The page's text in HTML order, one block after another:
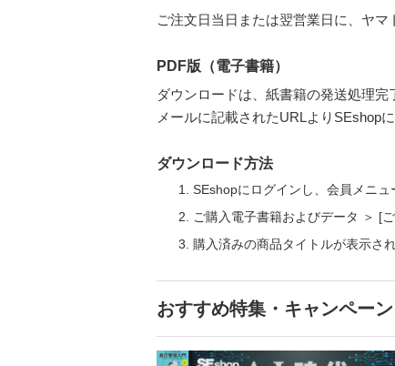
ご注文日当日または翌営業日に、ヤマ
PDF版（電子書籍）
ダウンロードは、紙書籍の発送処理完
メールに記載されたURLよりSEshop
ダウンロード方法
SEshopにログインし、会員メニュ
ご購入電子書籍およびデータ ＞ [
購入済みの商品タイトルが表示さ
おすすめ特集・キャンペーン